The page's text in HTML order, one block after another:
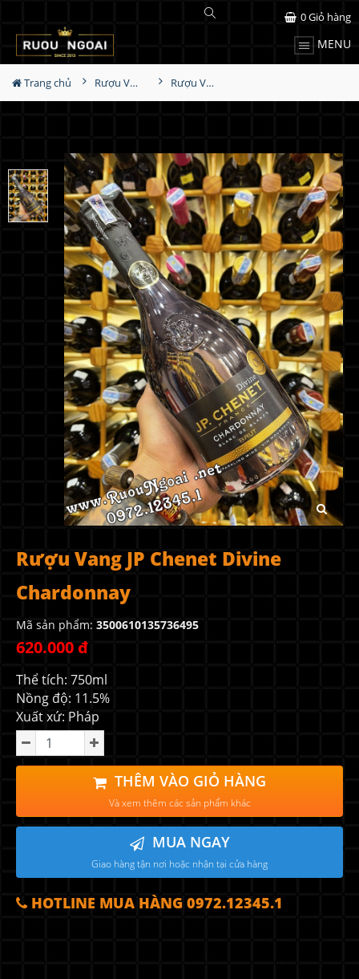
MENU
0Giỏ hàng
Trang chủ Rượu Vang Rượu Vang JP Chenet Divine Chardonnay
Rượu Vang JP Chenet Divine
Chardonnay
Mã sản phẩm: 3500610135736495
620.000 đ
Thể tích: 750ml
Nồng độ: 11.5%
Xuất xứ: Pháp
THÊM VÀO GIỎ HÀNG
Và xem thêm các sản phẩm khác
MUA NGAY
Giao hàng tận nơi hoặc nhận tại cửa hàng
HOTLINE MUA HÀNG 0972.12345.1